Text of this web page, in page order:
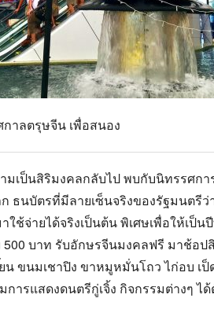
าลตรุษจีน เพื่อสนอง
มเป็นสิริมงคลกลับไปพบกับนิทรรศก
ธนบัตรที่มีลายเซ็นจริงของรัฐมนตรีว่
ช้จ่ายได้จริงเป็นต้นพิเศษเพื่อให้เป็
บาท รับอักษรจีนมงคลฟรี มาช้อป
น ขนมเชาปิง ขาหมูหมั่นโถว ไก่อบ เ
รแสดงดนตรีกู่เจิ้ง กิจกรรมต่างๆ ได้